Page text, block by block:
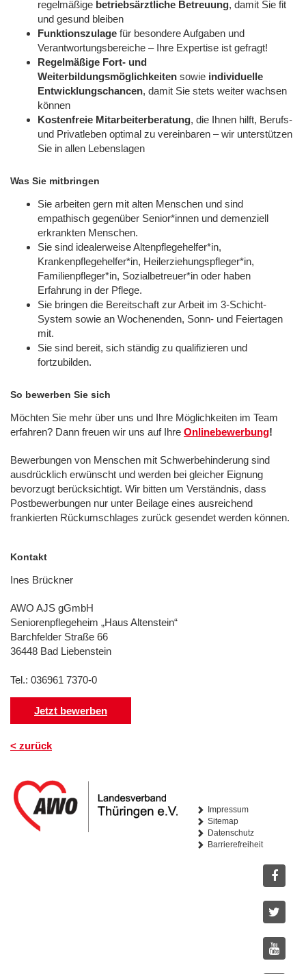
regelmäßige betriebsärztliche Betreuung, damit Sie fit
und gesund bleiben
Funktionszulage für besondere Aufgaben und
Verantwortungsbereiche – Ihre Expertise ist gefragt!
Regelmäßige Fort- und
Weiterbildungsmöglichkeiten sowie individuelle
Entwicklungschancen, damit Sie stets weiter wachsen
können
Kostenfreie Mitarbeiterberatung, die Ihnen hilft, Berufs-
und Privatleben optimal zu vereinbaren – wir unterstützen
Sie in allen Lebenslagen
Was Sie mitbringen
Sie arbeiten gern mit alten Menschen und sind
empathisch gegenüber Senior*innen und demenziell
erkrankten Menschen.
Sie sind idealerweise Altenpflegehelfer*in,
Krankenpflegehelfer*in, Heilerziehungspfleger*in,
Familienpfleger*in, Sozialbetreuer*in oder haben
Erfahrung in der Pflege.
Sie bringen die Bereitschaft zur Arbeit im 3-Schicht-
System sowie an Wochenenden, Sonn- und Feiertagen
mit.
Sie sind bereit, sich ständig zu qualifizieren und
fortzubilden.
So bewerben Sie sich
Möchten Sie mehr über uns und Ihre Möglichkeiten im Team
erfahren? Dann freuen wir uns auf Ihre Onlinebewerbung!
Bewerbungen von Menschen mit Schwerbehinderung sind
ausdrücklich erwünscht und werden bei gleicher Eignung
bevorzugt berücksichtigt. Wir bitten um Verständnis, dass
Postbewerbungen nur unter Beilage eines ausreichend
frankierten Rückumschlages zurück gesendet werden können.
Kontakt
Ines Brückner
AWO AJS gGmbH
Seniorenpflegeheim „Haus Altenstein“
Barchfelder Straße 66
36448 Bad Liebenstein
Tel.: 036961 7370-0
Jetzt bewerben
< zurück
Impressum
Sitemap
Datenschutz
Barrierefreiheit